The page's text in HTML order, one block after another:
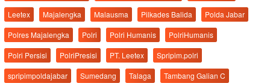
Leetex
Majalengka Malausma Pilkades Balida
Polda Jabar
Polres Majalengka
Polri Polri Humanis
PolriHumanis
Polri Persisi
PolriPresisi PT. Leetex
Spripim.polri
spripimpoldajabar
Sumedang Talaga
Tambang Galian C